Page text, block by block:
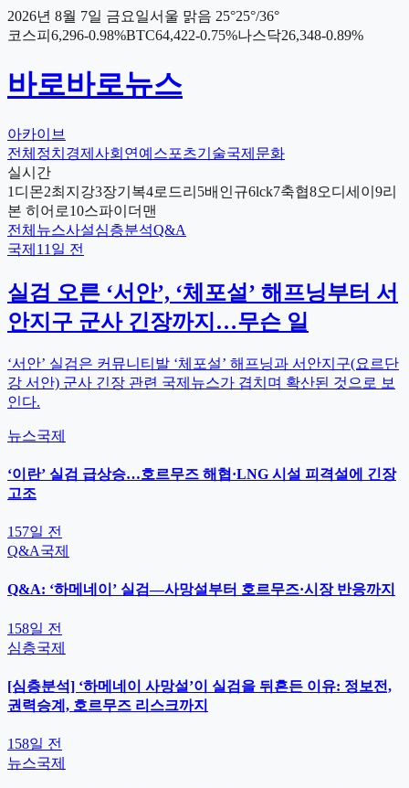
2026년 8월 7일 금요일서울 맑음 25°25°/36°
코스피 6,296-0.98%BTC64,422-0.75%나스닥26,348-0.89%
바로바로뉴스
아카이브
전체 정치 경제 사회 연예 스포츠기술국제 문화
실시간
1 디몬2최지강3장기복4로드리 5배인규6lck7축협8오디세이 9리
본 히어로10스파이더맨
전체 뉴스사설심층분석Q&A
국제 11일 전
실검 오른 ‘서안’, ‘체포설’ 해프닝부터 서
안지구 군사 긴장까지…무슨 일
‘서안’ 실검은 커뮤니티발 ‘체포설’ 해프닝과 서안지구(요르단
강 서안) 군사 긴장 관련 국제뉴스가 겹치며 확산된 것으로 보
인다.
뉴스국제
‘이란’ 실검 급상승…호르무즈 해협·LNG 시설 피격설에 긴장
고조
157일 전
Q&A국제
Q&A: ‘하메네이’ 실검—사망설부터 호르무즈·시장 반응까지
158일 전
심층국제
[심층분석] ‘하메네이 사망설’이 실검을 뒤흔든 이유: 정보전,
권력승계, 호르무즈 리스크까지
158일 전
뉴스국제